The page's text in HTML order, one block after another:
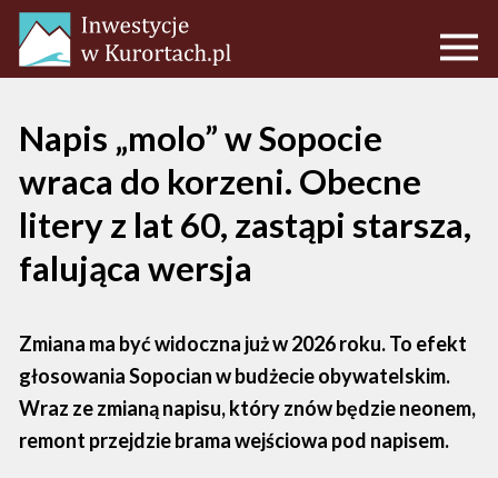
Napis „molo” w Sopocie
wraca do korzeni. Obecne
litery z lat 60, zastąpi starsza,
falująca wersja
Zmiana ma być widoczna już w 2026 roku. To efekt
głosowania Sopocian w budżecie obywatelskim.
Wraz ze zmianą napisu, który znów będzie neonem,
remont przejdzie brama wejściowa pod napisem.